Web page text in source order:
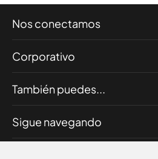
Nos conectamos
Corporativo
También puedes...
Sigue navegando